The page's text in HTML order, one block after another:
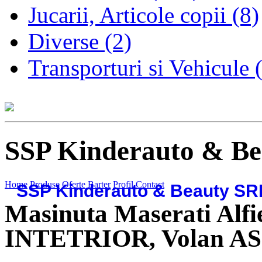
Jucarii, Articole copii (8)
Diverse (2)
Transporturi si Vehicule
SSP Kinderauto & Beauty
SSP Kinderauto &
Home Produse Oferte Barter Profil Contact
Masinuta Maserati
INTETRIOR, Volan